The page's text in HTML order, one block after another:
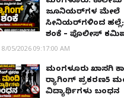
ಜೂನಿಯರ್‌ಗಳ ಮೇಲೆ
ಸೀನಿಯರ್‌ಗಳಿಂದ ಹಲ್ಲೆ;
ಶಂಕೆ – ಪೊಲೀಸ್
8/05/2026 09:17:00 AM
ಮಂಗಳೂರು ಖಾಸಗಿ
ರ‌್ಯಾಗಿಂಗ್ ಪ್ರಕರಣ5
ವಿದ್ಯಾರ್ಥಿಗಳು ಬಂಧನ